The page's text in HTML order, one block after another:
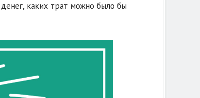
каких трат можно было бы